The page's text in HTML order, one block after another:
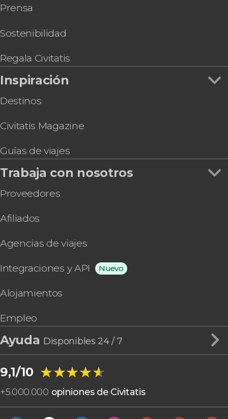
Tour de 2 días a Trinidad y Cienfuegos
Clase de salsa en La Habana
Prensa
Sostenibilidad
Regala Civitatis
Inspiración
Destinos
Civitatis Magazine
Guías de viajes
Trabaja con nosotros
Proveedores
Afiliados
Agencias de viajes
Integraciones y API Nuevo
Alojamientos
Empleo
Ayuda Disponibles 24 / 7
9,1/10 ★★★★★
★★★★★
+5.000.000 opiniones de Civitatis